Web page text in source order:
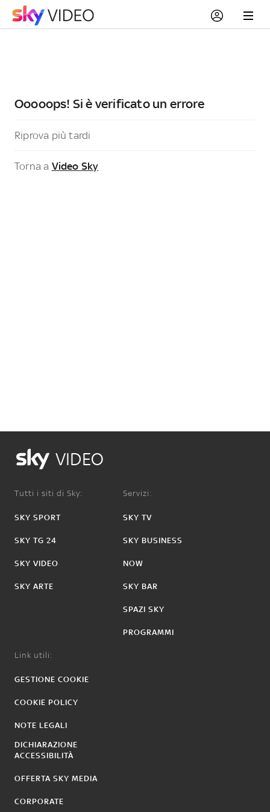
Ooooops! Si è verificato un errore
Riprova più tardi
Torna a Video Sky
VIDEO
Tutti i siti di Sky:
SKY SPORT
SKY TG 24
SKY VIDEO
SKY ARTE
Servizi:
SKY TV
SKY BUSINESS
NOW
SKY BAR
SPAZI SKY
PROGRAMMI
Link utili:
GESTIONE COOKIE
COOKIE POLICY
NOTE LEGALI
DICHIARAZIONE
ACCESSIBILITÀ
OFFERTA SKY MEDIA
CORPORATE